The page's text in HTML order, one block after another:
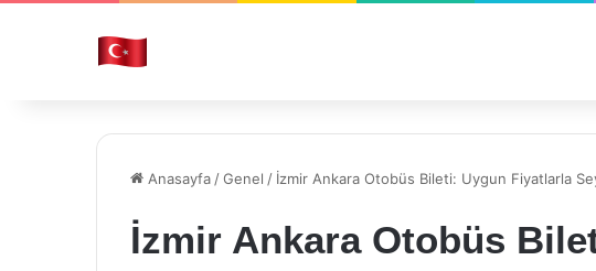
Anasayfa /Genel / İzmir Ankara Otobüs Bileti: Uygun Fiyatlarla
İzmir Ankara Otobüs